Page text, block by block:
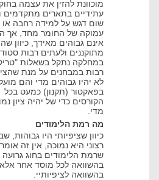
מוכוונת להזין את עצמה
עתידיים בתארים מתקדמים
שום דגש על למידה רחבה או
עמוקה של החומר מחד, אך
אינם גבוהים מאידך, כיוון
מתוקננים ולעתים רבות
במחלקה נתקל בשאלות
רבות במבחנים על מנת
לא יהיו גבוהים מדי והם
בפאקטור (תקנון) כמעט בכל
הקורסים כדי של יהיה ציון
מדי.
מה רמת הלימודים
כיוון שציפיותי היו גבוהות,
רצוני היא נמוכה, אין זה אומר
שרמת הלימודים בחוג גרועה
בהשוואה לכל מוסד אחר אלא
בהשוואה לציפיותיי.